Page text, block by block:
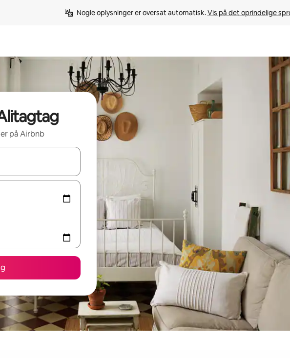
Nogle oplysninger er oversat automatisk. Vis på det oprindelige
på Airbnb
skal du navigere med piletasterne op og ned eller se mere ved at trykke eller stryge.